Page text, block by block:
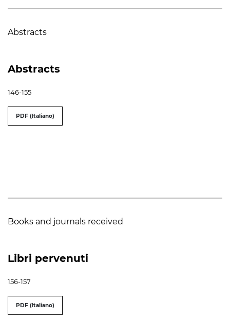
Abstracts
Abstracts
146-155
PDF (Italiano)
Books and journals received
Libri pervenuti
156-157
PDF (Italiano)